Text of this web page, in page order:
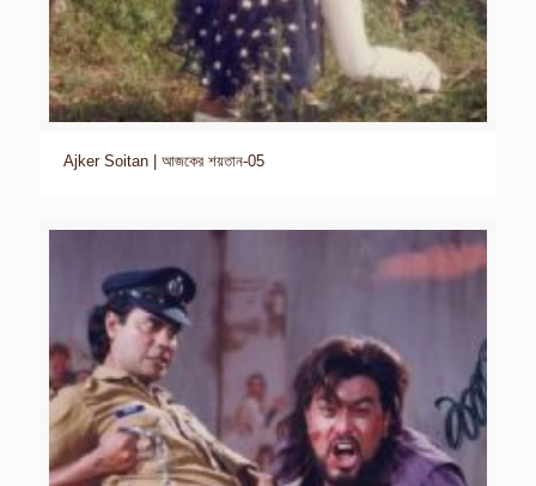
Ajker Soitan | আজকের শয়তান-05